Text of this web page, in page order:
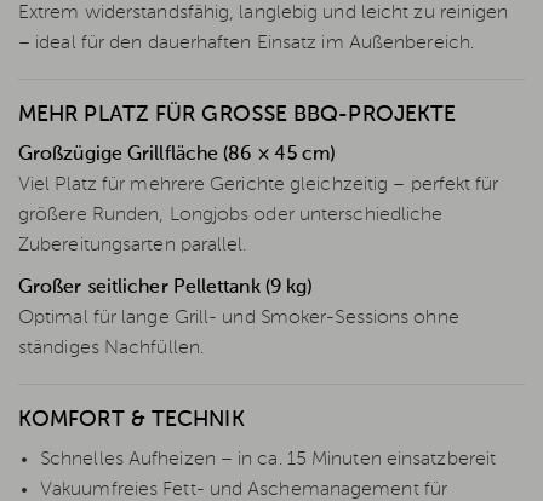
Extrem widerstandsfähig, langlebig und leicht zu reinigen
– ideal für den dauerhaften Einsatz im Außenbereich.
MEHR PLATZ FÜR GROSSE BBQ-PROJEKTE
Großzügige Grillfläche (86 × 45 cm)
Viel Platz für mehrere Gerichte gleichzeitig – perfekt für
größere Runden, Longjobs oder unterschiedliche
Zubereitungsarten parallel.
Großer seitlicher Pellettank (9 kg)
Optimal für lange Grill- und Smoker-Sessions ohne
ständiges Nachfüllen.
KOMFORT & TECHNIK
Schnelles Aufheizen – in ca. 15 Minuten einsatzbereit
Vakuumfreies Fett- und Aschemanagement für